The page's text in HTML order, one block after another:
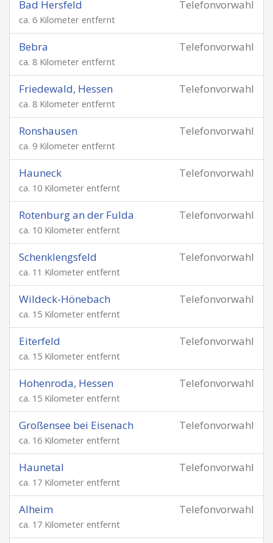
Telefonvorwahl
Bad Hersfeld
ca. 6 Kilometer entfernt
Telefonvorwahl
Bebra
ca. 8 Kilometer entfernt
Telefonvorwahl
Friedewald, Hessen
ca. 8 Kilometer entfernt
Telefonvorwahl
Ronshausen
ca. 9 Kilometer entfernt
Telefonvorwahl
Hauneck
ca. 10 Kilometer entfernt
Telefonvorwahl
Rotenburg an der Fulda
ca. 10 Kilometer entfernt
Telefonvorwahl
Schenklengsfeld
ca. 11 Kilometer entfernt
Telefonvorwahl
Wildeck-Hönebach
ca. 15 Kilometer entfernt
Telefonvorwahl
Eiterfeld
ca. 15 Kilometer entfernt
Telefonvorwahl
Hohenroda, Hessen
ca. 15 Kilometer entfernt
Telefonvorwahl
Großensee bei Eisenach
ca. 16 Kilometer entfernt
Telefonvorwahl
Haunetal
ca. 17 Kilometer entfernt
Telefonvorwahl
Alheim
ca. 17 Kilometer entfernt